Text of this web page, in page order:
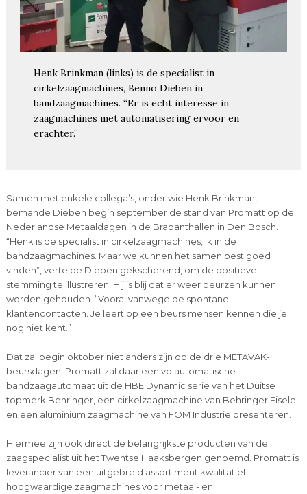
Henk Brinkman (links) is de specialist in
cirkelzaagmachines, Benno Dieben in
bandzaagmachines. “Er is echt interesse in
zaagmachines met automatisering ervoor en
erachter.”
Samen met enkele collega’s, onder wie Henk Brinkman,
bemande Dieben begin september de stand van Promatt op de
Nederlandse Metaaldagen in de Brabanthallen in Den Bosch.
“Henk is de specialist in cirkelzaagmachines, ik in de
bandzaagmachines. Maar we kunnen het samen best goed
vinden”, vertelde Dieben gekscherend, om de positieve
stemming te illustreren. Hij is blij dat er weer beurzen kunnen
worden gehouden. “Vooral vanwege de spontane
klantencontacten. Je leert op een beurs mensen kennen die je
nog niet kent.”
Dat zal begin oktober niet anders zijn op de drie METAVAK-
beursdagen. Promatt zal daar een volautomatische
bandzaagautomaat uit de HBE Dynamic serie van het Duitse
topmerk Behringer, een cirkelzaagmachine van Behringer Eisele
en een aluminium zaagmachine van FOM Industrie presenteren.
Hiermee zijn ook direct de belangrijkste producten van de
zaagspecialist uit het Twentse Haaksbergen genoemd. Promatt is
leverancier van een uitgebreid assortiment kwalitatief
hoogwaardige zaagmachines voor metaal- en